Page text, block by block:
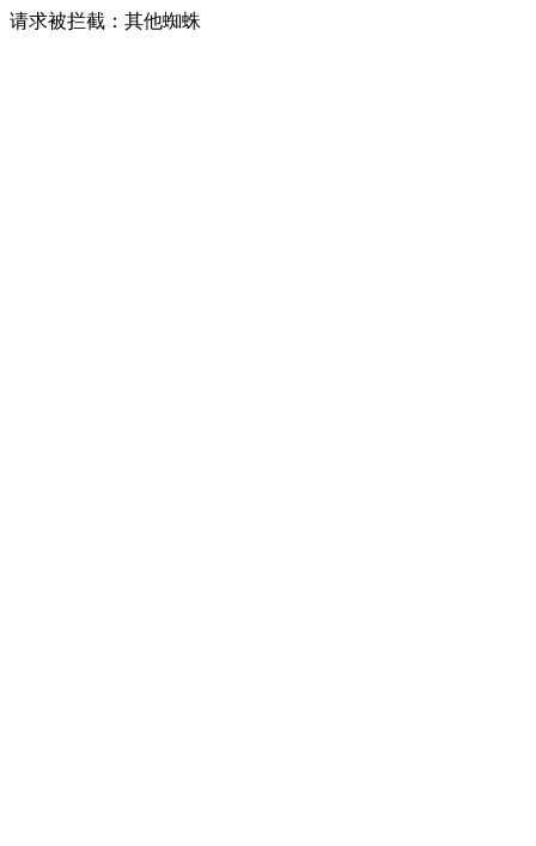
请求被拦截：其他蜘蛛